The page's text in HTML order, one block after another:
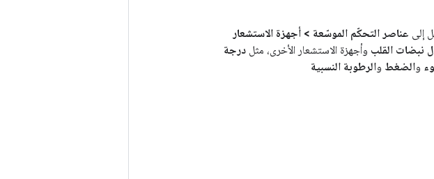
إلى عناصر التحكّم الموسّعة > أجهزة الاستشعار
نبضات القلب وأجهزة الاستشعار الأخرى، مثل درجة
والضغط والرطوبة النسبية